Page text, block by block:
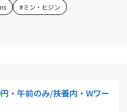
#ミン・ヒジン
・午前のみ/扶養内・Wワー